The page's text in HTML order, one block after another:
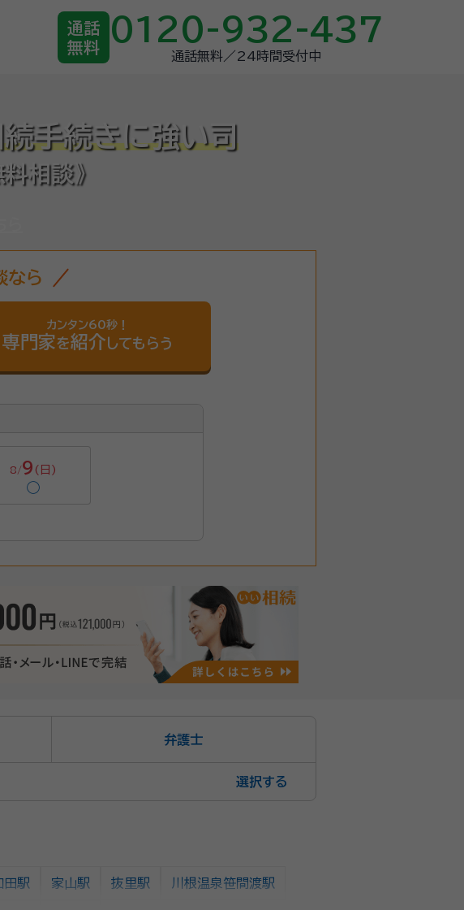
通話
無料
0120-932-437
通話無料／24時間受付中
手続きに強い司
料相談》
なら
カンタン60秒！
専門家を紹介 してもらう
8/9 (日)
◯
弁護士
選択
田駅 家山駅 抜里駅 川根温泉笹間渡駅